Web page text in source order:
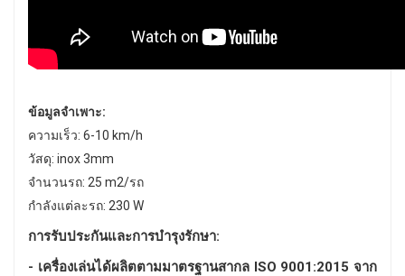
ข้อมูลจำเพาะ:
ความเร็ว: 6-10 km/h
วัสดุ: inox 3mm
จำนวนรถ: 25 m2/รถ
กำลังแต่ละรถ: 230 W
การรับประกันและการบำรุงรักษา:
- เครื่องเล่นได้ผลิตตามมาตรฐานสากล ISO 9001:2015 จาก